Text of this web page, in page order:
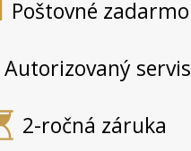
Poštovné zadarmo
Autorizovaný servis
2-ročná záruka